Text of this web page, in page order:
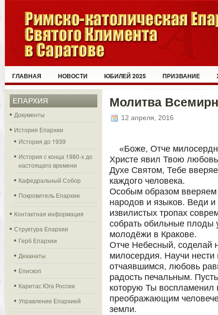
ГЛАВНАЯ НОВОСТИ ЮБИЛЕЙ 2025 ПРИЗВАНИЕ
ЕПАРХИЯ
Документы
История Епархии
История до 1939
История с конца 1980-х до
настоящего времени
Кафедральный Собор
Покровитель Епархии
Контактная информация
Структура Епархии
Герб Епархии
Деканаты
Епископ
Каритас Юга России
Управление Епархией
Молитва
12 апреля, 2016
«Боже, Отче
Христе явил Твою
Духе Святом, Тебе
каждого человека.
Особым образом
народов и языков. Веди
извилистых тропах
собрать обильные плоды
молодёжи в Кракове.
Отче Небесный, соделай
милосердия. Научи
отчаявшимся, любовь
радость печальным.
которую Ты воспламенил
преображающим
земли.